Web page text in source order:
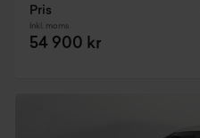
Pris
Inkl. moms
54 900 kr